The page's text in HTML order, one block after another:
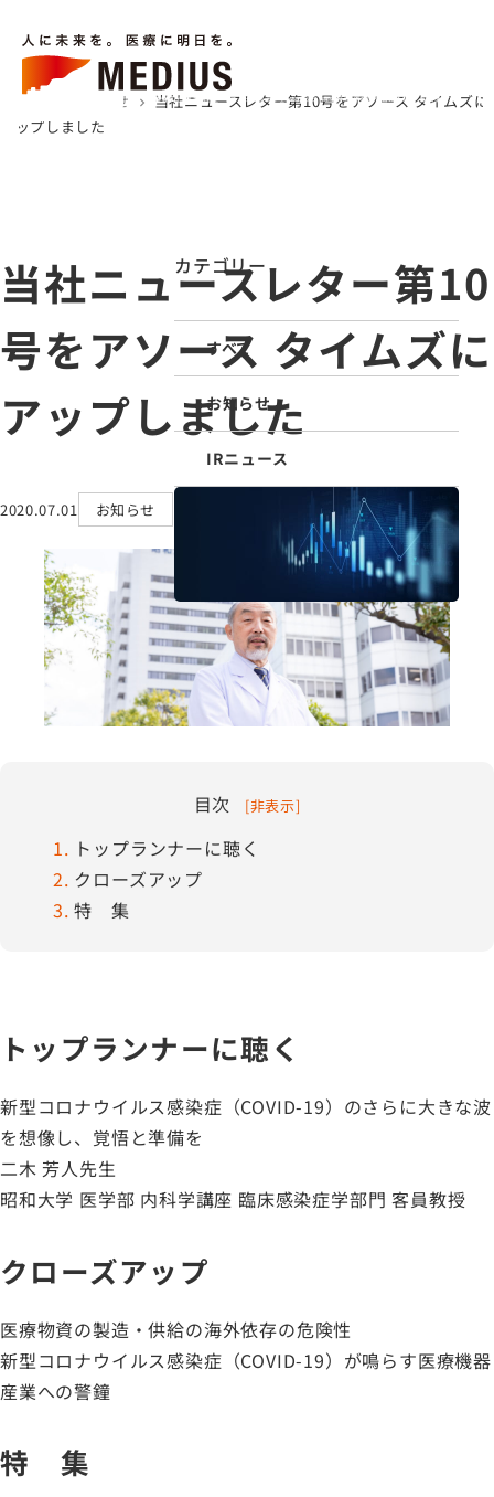
キーワードから検索
ホーム
お知らせ
医療トピックス
「アソース タイムズ」
医療関係者の皆様へ
お問い合わせ
採用情報
サステナビリティ
ASOURCE DATABASE
企業情報 事業内容 サステナビリティ お知らせ IR情報 医療関係者の皆様へ 採用情報
ホーム お知らせ chevron_right
当社ニュースレター第10号をアソース タイムズに
アップしました
当社ニュースレター第10
号をアソース タイムズに
アップしました
2020.07.01 お知らせ
目次 [非表示]
1
トップランナーに聴く
2 クローズアップ
3 特 集
トップランナーに聴く
新型コロナウイルス感染症（COVID-19）のさらに大きな波
を想像し、覚悟と準備を
二木 芳人先生
昭和大学 医学部 内科学講座 臨床感染症学部門 客員教授
クローズアップ
医療物資の製造・供給の海外依存の危険性
新型コロナウイルス感染症（COVID-19）が鳴らす医療機器
産業への警鐘
特 集
カテゴリー
すべて
お知らせ
IRニュース
IR情報